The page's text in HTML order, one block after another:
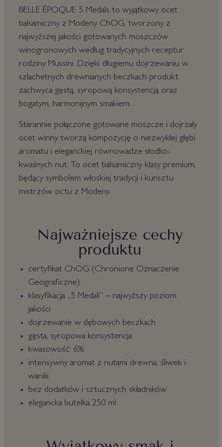
BELLE ÉPOQUE 5 Medals to wyjątkowy ocet
balsamiczny z Modeny ChOG, tworzony z
najwyższej jakości gotowanych moszczów
winogronowych według tradycyjnych receptur
rodziny Mussini. Dzięki długiemu dojrzewaniu w
szlachetnych drewnianych beczkach produkt
zachwyca gęstą, syropową konsystencją oraz
bogatym, harmonijnym smakiem.
Starannie połączone gotowane moszcze i dojrzały
ocet winny tworzą kompozycję o niezwykłej głębi
aromatu i eleganckiej równowadze słodko-
kwaśnych nut. To ocet balsamiczny klasy premium,
będący symbolem włoskiej tradycji i kunsztu
mistrzów octu z Modeny.
Najważniejsze cechy
produktu
certyfikat ChOG (Chronione Oznaczenie
Geograficzne)
klasyfikacja „5 Medali” – najwyższy poziom
jakości
dojrzewanie w dębowych beczkach
gęsta, syropowa konsystencja
kwasowość: 6%
intensywny aromat z nutami drewna, śliwek i
wanilii
bez dodatków i sztucznych składników
elegancka butelka 250 ml